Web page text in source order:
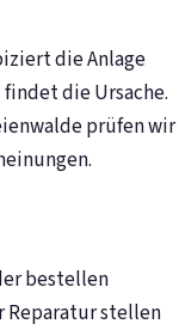
die Anlage
die Ursache.
prüfen wir
bestellen
Reparatur stellen